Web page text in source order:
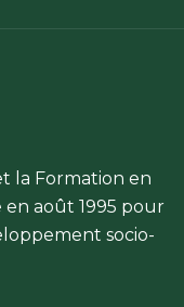
la Formation en
en août 1995 pour
socio-